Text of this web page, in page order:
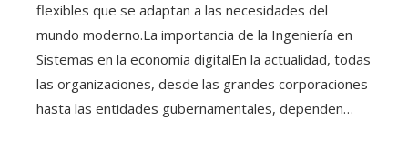
flexibles que se adaptan a las necesidades del
mundo moderno.La importancia de la Ingeniería en
Sistemas en la economía digitalEn la actualidad, todas
las organizaciones, desde las grandes corporaciones
hasta las entidades gubernamentales, dependen…